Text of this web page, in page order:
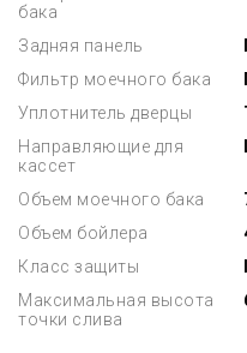
бака
Задняя панель
Фильтр моечного бака
Уплотнитель дверцы
Направляющие для
кассет
Объем моечного бака
Объем бойлера
Класс защиты
Максимальная высота
точки слива